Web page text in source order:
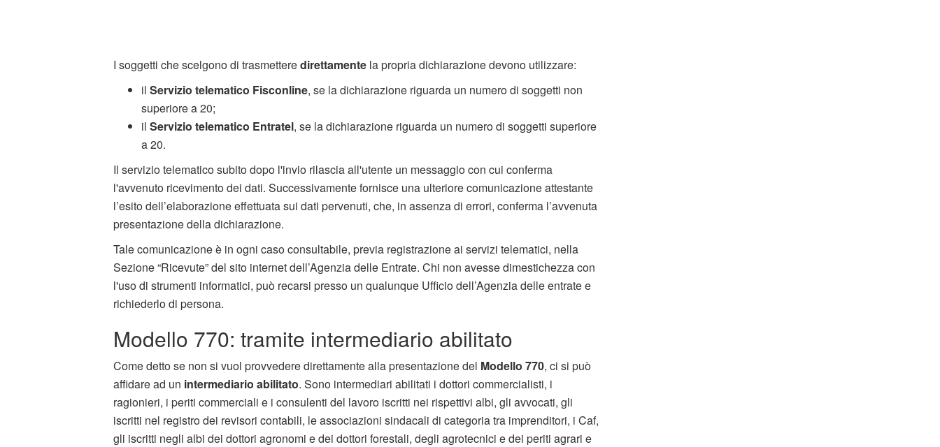
I soggetti che scelgono di trasmetteredirettamente la propria dichiarazione devono utilizzare:
il Servizio telematico Fisconline, se la dichiarazione riguarda un numero di soggetti non
superiore a 20;
il Servizio telematico Entratel, se la dichiarazione riguarda un numero di soggetti superiore
a 20.
Il servizio telematico subito dopo l'invio rilascia all'utente un messaggio con cui conferma
l'avvenuto ricevimento dei dati. Successivamente fornisce una ulteriore comunicazione attestante
l’esito dell’elaborazione effettuata sui dati pervenuti, che, in assenza di errori, conferma l’avvenuta
presentazione della dichiarazione.
Tale comunicazione è in ogni caso consultabile, previa registrazione ai servizi telematici, nella
Sezione “Ricevute” del sito internet dell’Agenzia delle Entrate. Chi non avesse dimestichezza con
l'uso di strumenti informatici, può recarsi presso un qualunque Ufficio dell’Agenzia delle entrate e
richiederlo di persona.
Modello 770: tramite intermediario abilitato
Come detto se non si vuol provvedere direttamente alla presentazione del Modello 770, ci si può
affidare ad un intermediario abilitato. Sono intermediari abilitati i dottori commercialisti, i
ragionieri, i periti commerciali e i consulenti del lavoro iscritti nei rispettivi albi, gli avvocati, gli
iscritti nel registro dei revisori contabili, le associazioni sindacali di categoria tra imprenditori, i Caf,
gli iscritti negli albi dei dottori agronomi e dei dottori forestali, degli agrotecnici e dei periti agrari e